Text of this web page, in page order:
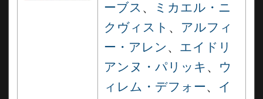
ーブス 、
ミカエル・ニ
クヴィスト 、 アルフィ
ー・アレン 、 エイドリ
アンヌ・パリッキ 、 ウ
ィレム・デフォー、 イ